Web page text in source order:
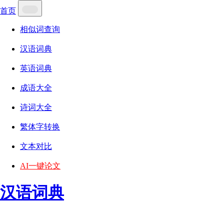
首页
相似词查询
汉语词典
英语词典
成语大全
诗词大全
繁体字转换
文本对比
AI一键论文
汉语词典